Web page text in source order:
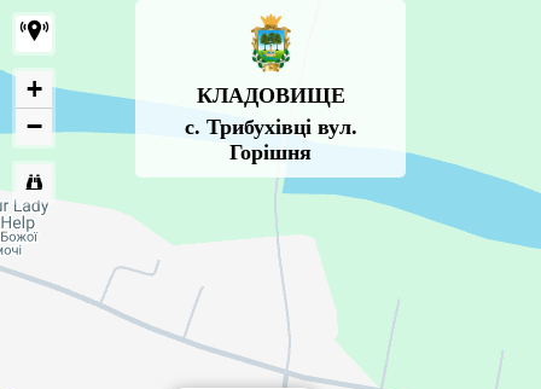
КЛАДОВИЩЕ
с. Трибухівці вул.
Горішня
+
−